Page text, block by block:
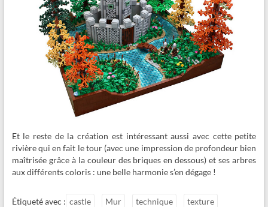
Et le reste de la création est intéressant aussi avec cette petite
rivière qui en fait le tour (avec une impression de profondeur bien
maîtrisée grâce à la couleur des briques en dessous) et ses arbres
aux différents coloris : une belle harmonie s’en dégage !
Étiqueté avec : castle Mur technique texture